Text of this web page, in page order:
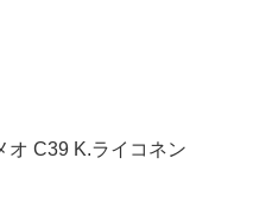
オ C39 K.ライコネン